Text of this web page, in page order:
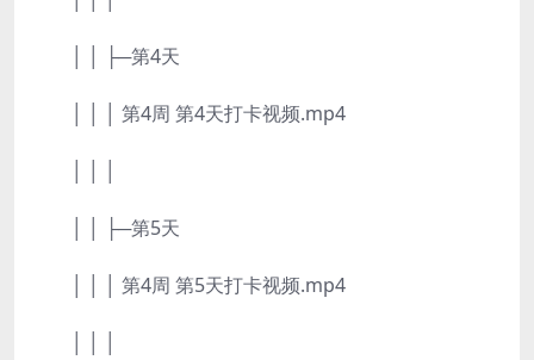
│ │ ├─第4天
│ │ │ 第4周 第4天打卡视频.mp4
│ │ ├─第5天
│ │ │ 第4周 第5天打卡视频.mp4